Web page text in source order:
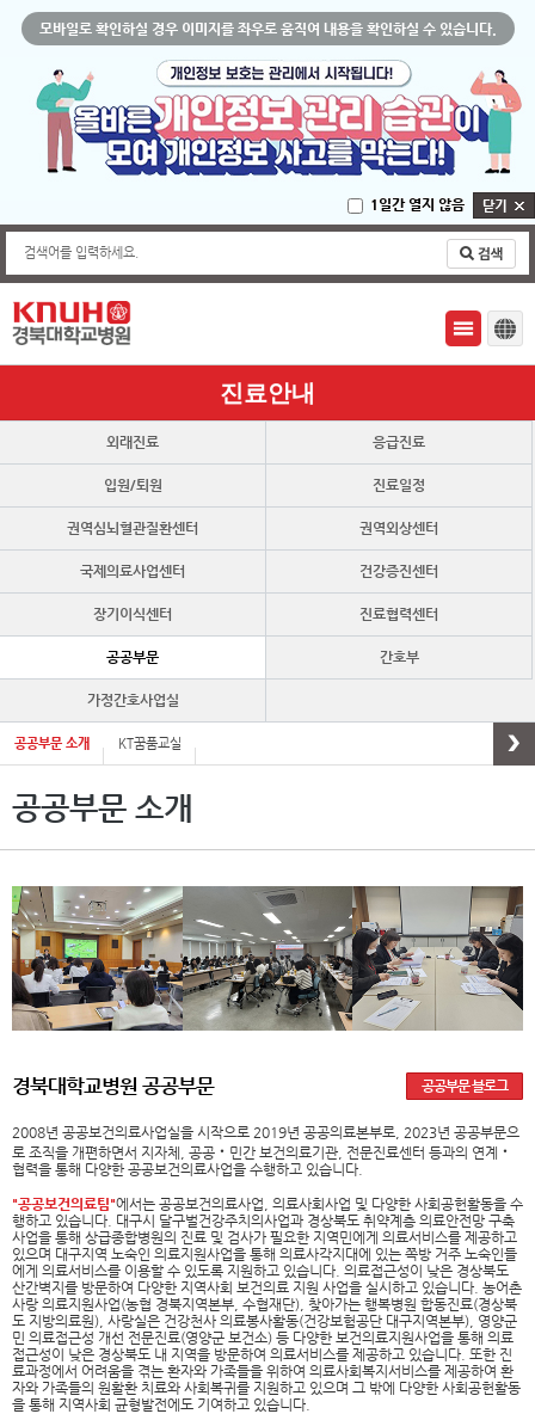
모바일로 확인하실 경우 이미지를 좌우로 움직여 내용을 확인하실 수 있습니다.
1일간 열지 않음
검색어를 입력하세요.
진료안내
외래진료 응급진료
입원/퇴원 진료일정
권역심뇌혈관질환센터 권역외상센터
국제의료사업센터 건강증진센터
장기이식센터 진료협력센터
공공부문 간호부
가정간호사업실
공공부문 소개 KT꿈품교실
공공부문 소개
경북대학교병원 공공부문 공공부문 블로그
2008년 공공보건의료사업실을 시작으로 2019년 공공의료본부로, 2023년 공공부문으
로 조직을 개편하면서 지자체, 공공‧민간 보건의료기관, 전문진료센터 등과의 연계‧
협력을 통해 다양한 공공보건의료사업을 수행하고 있습니다.
"공공보건의료팀"에서는 공공보건의료사업, 의료사회사업 및 다양한 사회공헌활동을 수
행하고 있습니다. 대구시 달구벌건강주치의사업과 경상북도 취약계층 의료안전망 구축
사업을 통해 상급종합병원의 진료 및 검사가 필요한 지역민에게 의료서비스를 제공하고
있으며 대구지역 노숙인 의료지원사업을 통해 의료사각지대에 있는 쪽방 거주 노숙인들
에게 의료서비스를 이용할 수 있도록 지원하고 있습니다. 의료접근성이 낮은 경상북도
산간벽지를 방문하여 다양한 지역사회 보건의료 지원 사업을 실시하고 있습니다. 농어촌
사랑 의료지원사업(농협 경북지역본부, 수협재단), 찾아가는 행복병원 합동진료(경상북
도 지방의료원), 사랑실은 건강천사 의료봉사활동(건강보험공단 대구지역본부), 영양군
민 의료접근성 개선 전문진료(영양군 보건소) 등 다양한 보건의료지원사업을 통해 의료
접근성이 낮은 경상북도 내 지역을 방문하여 의료서비스를 제공하고 있습니다. 또한 진
료과정에서 어려움을 겪는 환자와 가족들을 위하여 의료사회복지서비스를 제공하여 환
자와 가족들의 원활환 치료와 사회복귀를 지원하고 있으며 그 밖에 다양한 사회공헌활동
을 통해 지역사회 균형발전에도 기여하고 있습니다.